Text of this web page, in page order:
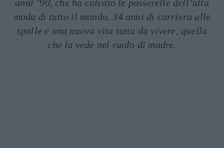
anni ’90, che ha calcato le passerelle dell’alta
moda di tutto il mondo. 34 anni di carriera alle
spalle e una nuova vita tutta da vivere, quella
che la vede nel ruolo di madre.